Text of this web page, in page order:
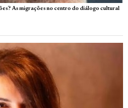
As migrações no centro do diálogo cultural